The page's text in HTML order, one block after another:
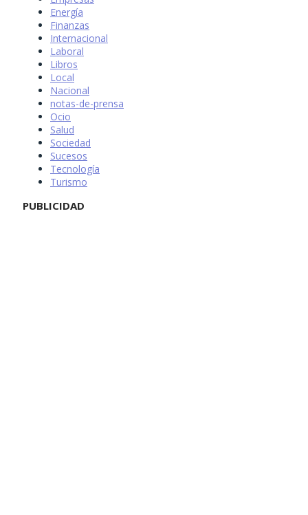
Energía
Finanzas
Internacional
Laboral
Libros
Local
Nacional
notas-de-prensa
Ocio
Salud
Sociedad
Sucesos
Tecnología
Turismo
PUBLICIDAD